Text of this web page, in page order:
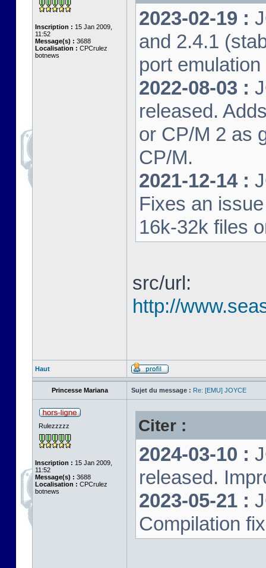
Inscription : 15 Jan 2009,
11:52
Message(s) : 3688
Localisation : CPCrulez
botnews
2023-02-19 :
and 2.4.1
port
2022-08-03 :
released.
or CP/M 2 as
CP/M.
2021-12-14 :
Fixes an
16k-32k files
src/url:
http://
Haut
Princesse Mariana Sujet du message : Re: [EMU] JOYCE
Rulezzzzz
Inscription : 15 Jan 2009,
11:52
Message(s) : 3688
Localisation : CPCrulez
botnews
Citer :
2024-03-10 :
released.
2023-05-21 :
Compilation